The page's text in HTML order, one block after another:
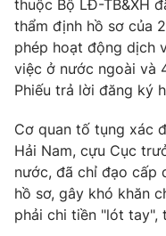
Video
VTV Money
VTV Sức khoẻ
Thị trường 24h
VTV4
thuộc Bộ LĐ-TB&XH
thẩm định hồ sơ của
phép hoạt động dịch
việc ở nước ngoài và
Phiếu trả lời đăng ký
Cơ quan tố tụng xác
Hải Nam, cựu Cục
nước, đã chỉ đạo cấp
hồ sơ, gây khó khăn
phải chi tiền "lót tay",